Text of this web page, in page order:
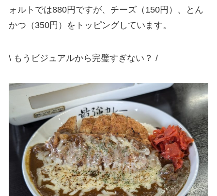
ォルトでは880円ですが、チーズ（150円）、とん
かつ（350円）をトッピングしています。
\ もうビジュアルから完璧すぎない？ /